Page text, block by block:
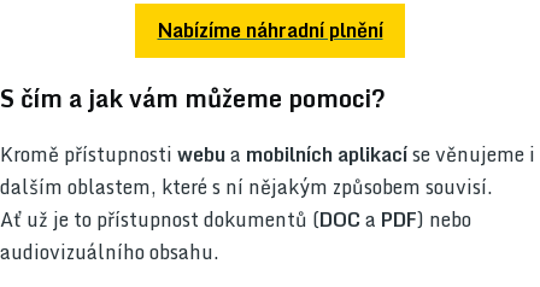
Nabízíme náhradní plnění
S čím a jak vám můžeme pomoci?
Kromě přístupnostiwebua mobilních aplikacíse věnujeme i
dalším oblastem, které s ní nějakým způsobem souvisí.
Ať už je to přístupnost dokumentů (DOCa PDF) nebo
audiovizuálního obsahu.